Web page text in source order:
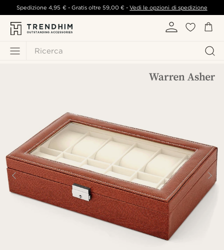
Ricerca
Spedizione4,95 €- Gratis oltre 59,00 € -Vedi le opzioni di spedizione